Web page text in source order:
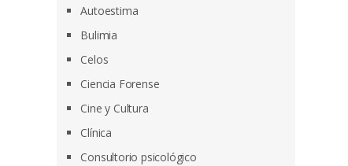
Autoestima
Bulimia
Celos
Ciencia Forense
Cine y Cultura
Clínica
Consultorio psicológico